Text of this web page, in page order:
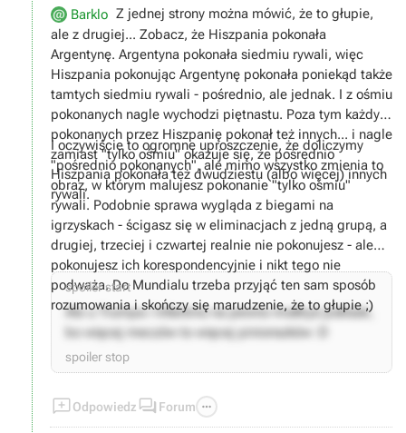
Barklo Z jednej strony można mówić, że to głupie,
ale z drugiej... Zobacz, że Hiszpania pokonała
Argentynę. Argentyna pokonała siedmiu rywali, więc
Hiszpania pokonując Argentynę pokonała poniekąd także
tamtych siedmiu rywali - pośrednio, ale jednak. I z ośmiu
pokonanych nagle wychodzi piętnastu. Poza tym każdy z
pokonanych przez Hiszpanię pokonał też innych... i nagle
zamiast "tylko ośmiu" okazuje się, że pośrednio
Hiszpania pokonała też dwudziestu (albo więcej) innych
rywali.
I oczywiście to ogromne uproszczenie, że doliczymy
"pośrednio pokonanych", ale mimo wszystko zmienia to
obraz, w którym malujesz pokonanie "tylko ośmiu"
rywali. Podobnie sprawa wygląda z biegami na
igrzyskach - ścigasz się w eliminacjach z jedną grupą, a
drugiej, trzeciej i czwartej realnie nie pokonujesz - ale
pokonujesz ich korespondencyjnie i nikt tego nie
podważa. Do Mundialu trzeba przyjąć ten sam sposób
rozumowania i skończy się marudzenie, że to głupie ;)
spoiler start
Ale u Trumpa i Infantino na pewno miałbyś poklask,
bo więcej meczów to więcej pinionszków :D
spoiler stop
Odpowiedz  Forum 